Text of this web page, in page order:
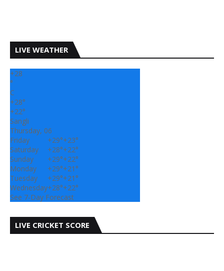
LIVE WEATHER
+28
°
C
+28°
+22°
Sangli
Thursday, 06
Friday
+29°+23°
Saturday
+28°+22°
Sunday
+29°+22°
Monday
+29°+21°
Tuesday
+29°+21°
Wednesday+28°+22°
See 7-Day Forecast
LIVE CRICKET SCORE